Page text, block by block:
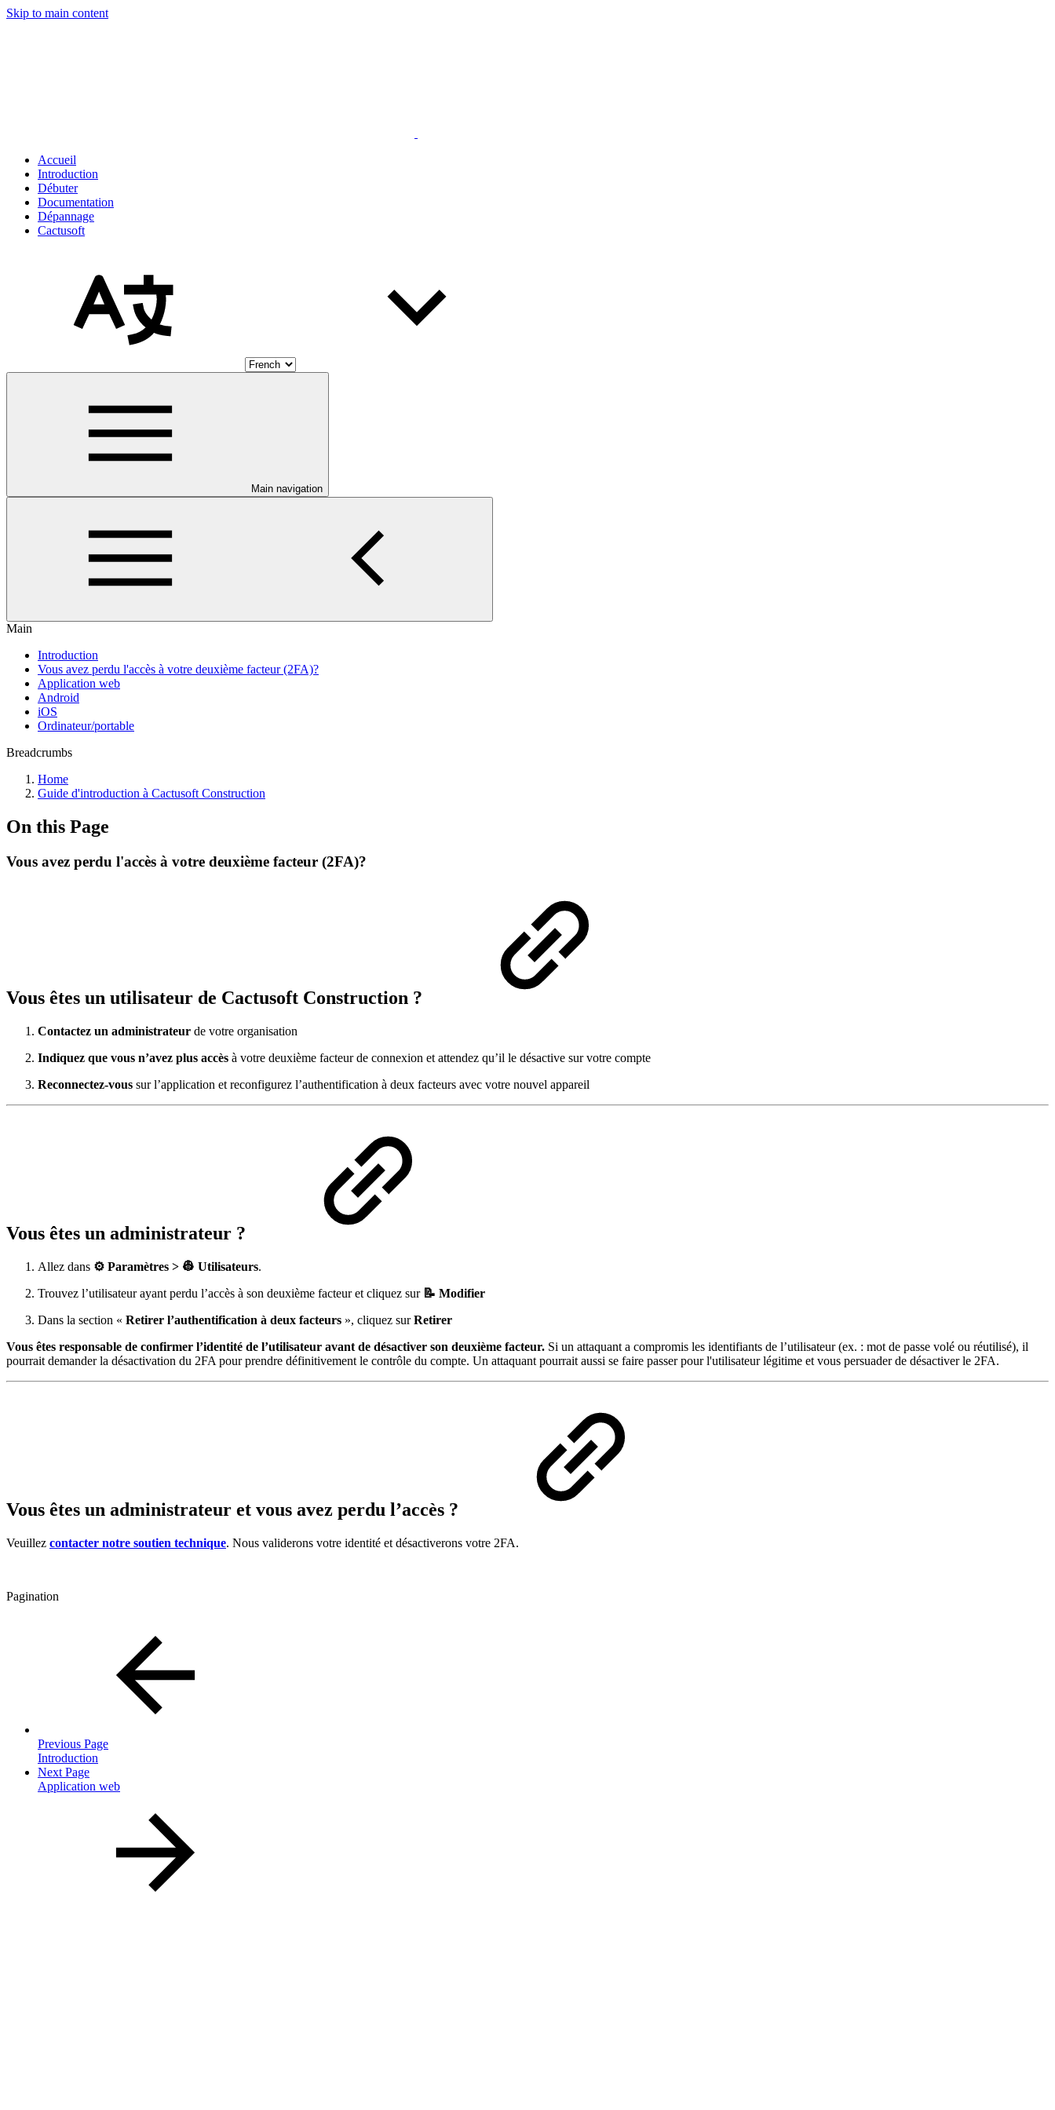
Skip to main content
Accueil
Introduction
Débuter
Documentation
Dépannage
Cactusoft
Main navigation
Main
Introduction
Vous avez perdu l'accès à votre deuxième facteur (2FA)?
Application web
Android
iOS
Ordinateur/portable
Breadcrumbs
Home
Guide d'introduction à Cactusoft Construction
On this Page
Vous avez perdu l'accès à votre deuxième facteur (2FA)?
Vous êtes un utilisateur de Cactusoft Construction ?
Contactez un administrateur de votre organisation
Indiquez que vous n’avez plus accès à votre deuxième facteur de connexion et attendez qu’il le désactive sur votre compte
Reconnectez-vous sur l’application et reconfigurez l’authentification à deux facteurs avec votre nouvel appareil
Vous êtes un administrateur ?
Allez dans ⚙️ Paramètres > 👷 Utilisateurs.
Trouvez l’utilisateur ayant perdu l’accès à son deuxième facteur et cliquez sur 📝 Modifier
Dans la section « Retirer l’authentification à deux facteurs », cliquez surRetirer
Vous êtes responsable de confirmer l’identité de l’utilisateur avant de désactiver son deuxième facteur. Si un attaquant a compromis les identifiants de l’utilisateur (ex. : mot de passe volé ou réutilisé), il
pourrait demander la désactivation du 2FA pour prendre définitivement le contrôle du compte. Un attaquant pourrait aussi se faire passer pour l'utilisateur légitime et vous persuader de désactiver le 2FA.
Vous êtes un administrateur et vous avez perdu l’accès ?
Veuillez contacter notre soutien technique. Nous validerons votre identité et désactiverons votre 2FA.
Pagination
Previous Page
Introduction
Next Page
Application web